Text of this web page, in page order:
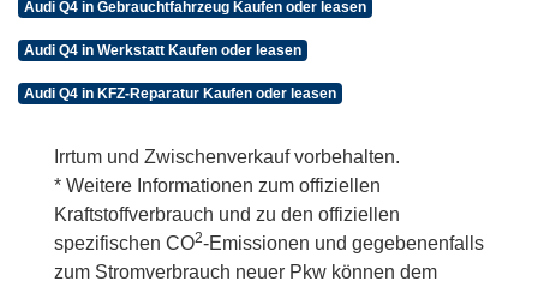
Audi Q4 in Gebrauchtfahrzeug Kaufen oder leasen
Audi Q4 in Werkstatt Kaufen oder leasen
Audi Q4 in KFZ-Reparatur Kaufen oder leasen
Irrtum und Zwischenverkauf vorbehalten.
* Weitere Informationen zum offiziellen
Kraftstoffverbrauch und zu den offiziellen
spezifischen CO2-Emissionen und gegebenenfalls
zum Stromverbrauch neuer Pkw können dem